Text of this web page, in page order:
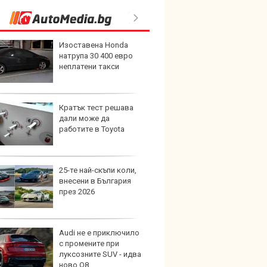
Изоставена Honda
натрупа 30 400 евро
неплатени такси
Кратък тест решава
дали може да
работите в Toyota
25-те най-скъпи коли,
внесени в България
през 2026
Audi не е приключило
с промените при
луксозните SUV - идва
ново Q8